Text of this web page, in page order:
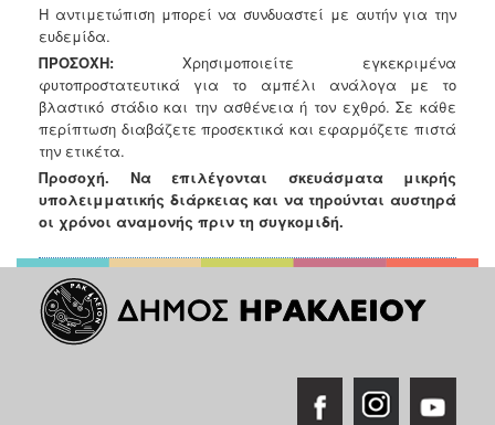
Η αντιμετώπιση μπορεί να συνδυαστεί με αυτήν για την
ευδεμίδα.
ΠΡΟΣΟΧΗ: Χρησιμοποιείτε εγκεκριμένα
φυτοπροστατευτικά για το αμπέλι ανάλογα με το
βλαστικό στάδιο και την ασθένεια ή τον εχθρό. Σε κάθε
περίπτωση διαβάζετε προσεκτικά και εφαρμόζετε πιστά
την ετικέτα.
Προσοχή. Να επιλέγονται σκευάσματα μικρής
υπολειμματικής διάρκειας και να τηρούνται αυστηρά
οι χρόνοι αναμονής πριν τη συγκομιδή.